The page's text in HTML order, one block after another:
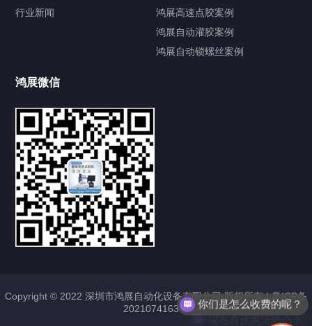
提交您的需求，获取产品资料与报价
亦可拨打我们的24小时服务咨询热线
185-7668-2958
行业新闻
鸿展高速点胶案例
鸿展自动灌胶案例
鸿展自动锁螺丝案例
鸿展微信
Copyright © 2022 深圳市鸿展自动化设备有限公司 版权所有 |粤ICP备
2021074163号
现在有优惠活动么？